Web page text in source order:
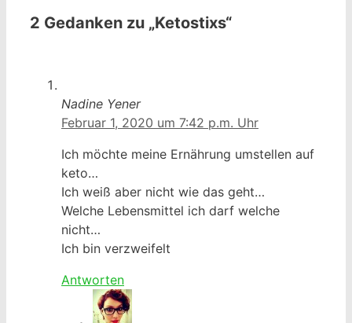
2 Gedanken zu „Ketostixs“
Nadine Yener
Februar 1, 2020 um 7:42 p.m. Uhr
Ich möchte meine Ernährung umstellen auf
keto…
Ich weiß aber nicht wie das geht…
Welche Lebensmittel ich darf welche
nicht…
Ich bin verzweifelt
Antworten